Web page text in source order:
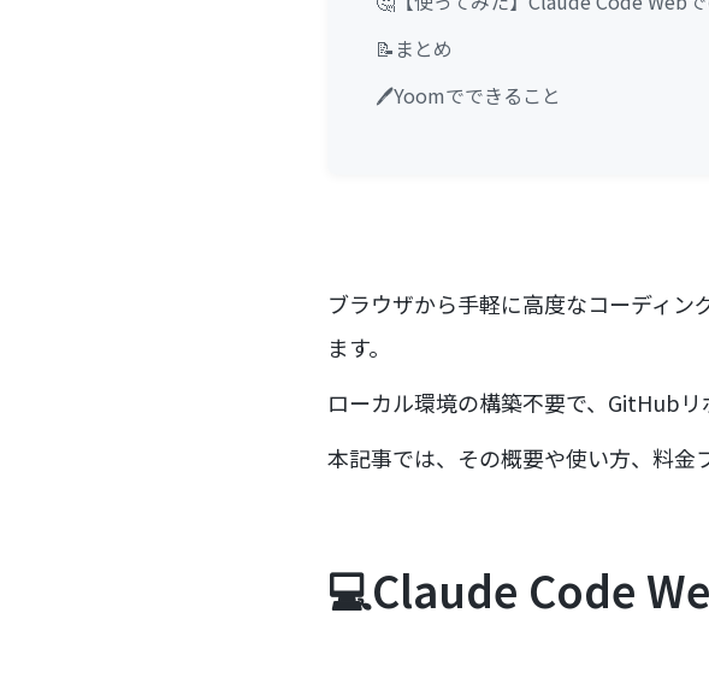
📝まとめ
🖊️Yoomでできること
ブラウザから手軽に高度なコーディ
ます。
ローカル環境の構築不要で、GitHub
本記事では、その概要や使い方、料金
💻Claude Code